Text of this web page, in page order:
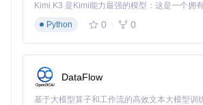
Python
0 0
DataFlow
基于大模型算子和工作流的高效文本大模型训